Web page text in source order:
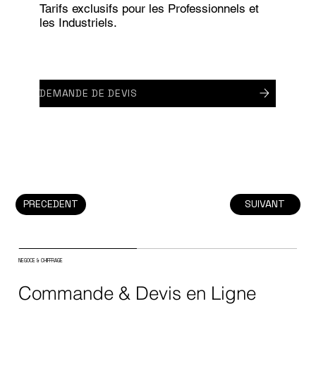
Tarifs exclusifs pour les Professionnels et
les Industriels.
DEMANDE DE DEVIS
PRECEDENT SUIVANT
Commande & Devis en Ligne
NEGOCE & CHIFFRAGE